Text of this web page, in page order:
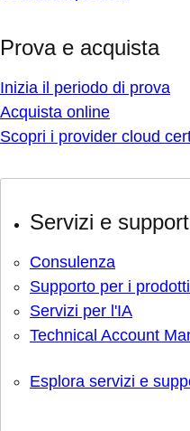
Prova e acquista
Inizia il periodo di prova
Acquista online
Scopri i provider cloud
Servizi e
Consulenza
Supporto per i prodotti
Servizi per l'IA
Technical Account
Esplora servizi e